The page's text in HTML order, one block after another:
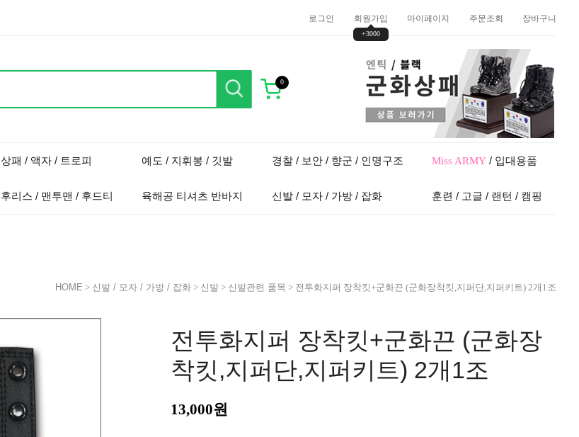
로그인 회원가입
+3000
마이페이지 주문조회 장바구니
0
상패 / 액자 / 트로피
후리스 / 맨투맨 / 후드티
예도 / 지휘봉 / 깃발
육해공 티셔츠 반바지
경찰 / 보안 / 향군 / 인명구조
신발 / 모자 / 가방 / 잡화
Miss ARMY/ 입대용품
훈련 / 고글 / 랜턴 / 캠핑
HOME > 신발 / 모자 / 가방 / 잡화 > 신발 > 신발관련 품목 > 전투화지퍼 장착킷+군화끈 (군화장착킷,지퍼단,지퍼키트) 2개1조
전투화지퍼 장착킷+군화끈 (군화장
착킷,지퍼단,지퍼키트) 2개1조
13,000원